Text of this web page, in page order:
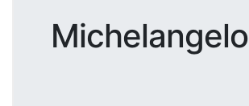
Michelangelo